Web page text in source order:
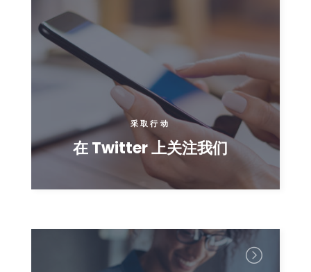
采取行动
在 Twitter 上关注我们